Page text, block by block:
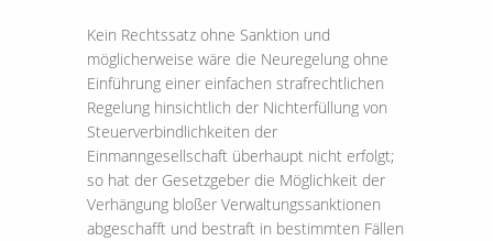
Kein Rechtssatz ohne Sanktion und
möglicherweise wäre die Neuregelung ohne
Einführung einer einfachen strafrechtlichen
Regelung hinsichtlich der Nichterfüllung von
Steuerverbindlichkeiten der
Einmanngesellschaft überhaupt nicht erfolgt;
so hat der Gesetzgeber die Möglichkeit der
Verhängung bloßer Verwaltungssanktionen
abgeschafft und bestraft in bestimmten Fällen